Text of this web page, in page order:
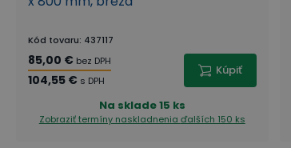
Kód tovaru: 437117
85,00 € bez DPH
104,55 € s DPH
Kúpiť
Na sklade15 ks
Zobraziť termíny naskladnenia ďalších 150 ks